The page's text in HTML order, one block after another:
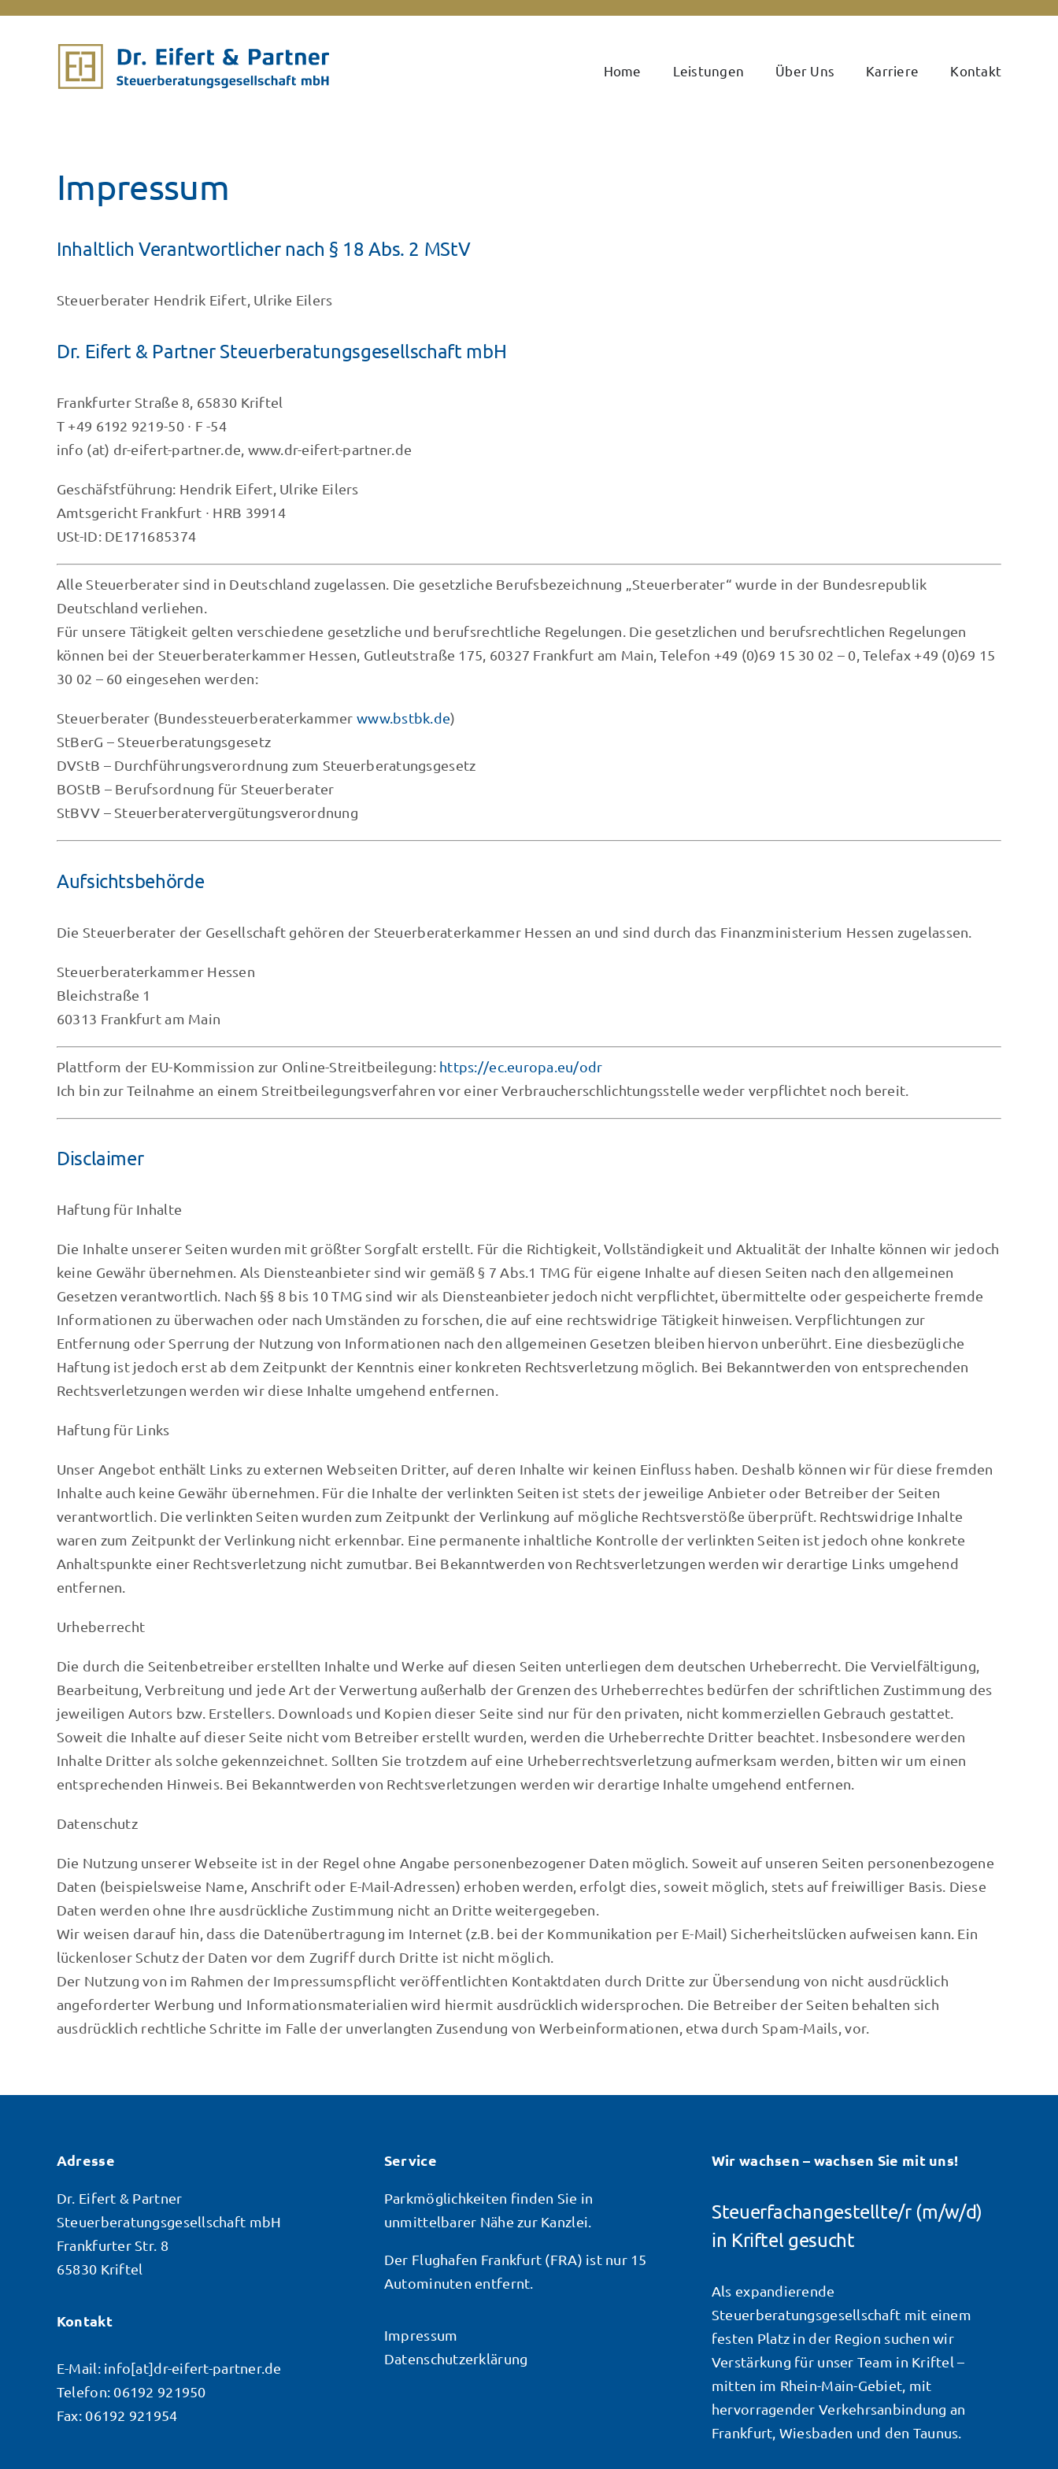
Home Leistungen Über Uns Karriere Kontakt
Impressum
Inhaltlich Verantwortlicher nach § 18 Abs. 2 MStV
Steuerberater Hendrik Eifert, Ulrike Eilers
Dr. Eifert & Partner Steuerberatungsgesellschaft mbH
Frankfurter Straße 8, 65830 Kriftel
T +49 6192 9219-50 ∙ F -54
info (at) dr-eifert-partner.de, www.dr-eifert-partner.de
Geschäfstführung: Hendrik Eifert, Ulrike Eilers
Amtsgericht Frankfurt ∙ HRB 39914
USt-ID: DE171685374
Alle Steuerberater sind in Deutschland zugelassen. Die gesetzliche Berufsbezeichnung „Steuerberater“ wurde in der Bundesrepublik
Deutschland verliehen.
Für unsere Tätigkeit gelten verschiedene gesetzliche und berufsrechtliche Regelungen. Die gesetzlichen und berufsrechtlichen Regelungen
können bei der Steuerberaterkammer Hessen, Gutleutstraße 175, 60327 Frankfurt am Main, Telefon +49 (0)69 15 30 02 – 0, Telefax +49 (0)69 15
30 02 – 60 eingesehen werden:
Steuerberater (Bundessteuerberaterkammerwww.bstbk.de)
StBerG – Steuerberatungsgesetz
DVStB – Durchführungsverordnung zum Steuerberatungsgesetz
BOStB – Berufsordnung für Steuerberater
StBVV – Steuerberatervergütungsverordnung
Aufsichtsbehörde
Die Steuerberater der Gesellschaft gehören der Steuerberaterkammer Hessen an und sind durch das Finanzministerium Hessen zugelassen.
Steuerberaterkammer Hessen
Bleichstraße 1
60313 Frankfurt am Main
Plattform der EU-Kommission zur Online-Streitbeilegung: https://ec.europa.eu/odr
Ich bin zur Teilnahme an einem Streitbeilegungsverfahren vor einer Verbraucherschlichtungsstelle weder verpflichtet noch bereit.
Disclaimer
Haftung für Inhalte
Die Inhalte unserer Seiten wurden mit größter Sorgfalt erstellt. Für die Richtigkeit, Vollständigkeit und Aktualität der Inhalte können wir jedoch
keine Gewähr übernehmen. Als Diensteanbieter sind wir gemäß § 7 Abs.1 TMG für eigene Inhalte auf diesen Seiten nach den allgemeinen
Gesetzen verantwortlich. Nach §§ 8 bis 10 TMG sind wir als Diensteanbieter jedoch nicht verpflichtet, übermittelte oder gespeicherte fremde
Informationen zu überwachen oder nach Umständen zu forschen, die auf eine rechtswidrige Tätigkeit hinweisen. Verpflichtungen zur
Entfernung oder Sperrung der Nutzung von Informationen nach den allgemeinen Gesetzen bleiben hiervon unberührt. Eine diesbezügliche
Haftung ist jedoch erst ab dem Zeitpunkt der Kenntnis einer konkreten Rechtsverletzung möglich. Bei Bekanntwerden von entsprechenden
Rechtsverletzungen werden wir diese Inhalte umgehend entfernen.
Haftung für Links
Unser Angebot enthält Links zu externen Webseiten Dritter, auf deren Inhalte wir keinen Einfluss haben. Deshalb können wir für diese fremden
Inhalte auch keine Gewähr übernehmen. Für die Inhalte der verlinkten Seiten ist stets der jeweilige Anbieter oder Betreiber der Seiten
verantwortlich. Die verlinkten Seiten wurden zum Zeitpunkt der Verlinkung auf mögliche Rechtsverstöße überprüft. Rechtswidrige Inhalte
waren zum Zeitpunkt der Verlinkung nicht erkennbar. Eine permanente inhaltliche Kontrolle der verlinkten Seiten ist jedoch ohne konkrete
Anhaltspunkte einer Rechtsverletzung nicht zumutbar. Bei Bekanntwerden von Rechtsverletzungen werden wir derartige Links umgehend
entfernen.
Urheberrecht
Die durch die Seitenbetreiber erstellten Inhalte und Werke auf diesen Seiten unterliegen dem deutschen Urheberrecht. Die Vervielfältigung,
Bearbeitung, Verbreitung und jede Art der Verwertung außerhalb der Grenzen des Urheberrechtes bedürfen der schriftlichen Zustimmung des
jeweiligen Autors bzw. Erstellers. Downloads und Kopien dieser Seite sind nur für den privaten, nicht kommerziellen Gebrauch gestattet.
Soweit die Inhalte auf dieser Seite nicht vom Betreiber erstellt wurden, werden die Urheberrechte Dritter beachtet. Insbesondere werden
Inhalte Dritter als solche gekennzeichnet. Sollten Sie trotzdem auf eine Urheberrechtsverletzung aufmerksam werden, bitten wir um einen
entsprechenden Hinweis. Bei Bekanntwerden von Rechtsverletzungen werden wir derartige Inhalte umgehend entfernen.
Datenschutz
Die Nutzung unserer Webseite ist in der Regel ohne Angabe personenbezogener Daten möglich. Soweit auf unseren Seiten personenbezogene
Daten (beispielsweise Name, Anschrift oder E-Mail-Adressen) erhoben werden, erfolgt dies, soweit möglich, stets auf freiwilliger Basis. Diese
Daten werden ohne Ihre ausdrückliche Zustimmung nicht an Dritte weitergegeben.
Wir weisen darauf hin, dass die Datenübertragung im Internet (z.B. bei der Kommunikation per E-Mail) Sicherheitslücken aufweisen kann. Ein
lückenloser Schutz der Daten vor dem Zugriff durch Dritte ist nicht möglich.
Der Nutzung von im Rahmen der Impressumspflicht veröffentlichten Kontaktdaten durch Dritte zur Übersendung von nicht ausdrücklich
angeforderter Werbung und Informationsmaterialien wird hiermit ausdrücklich widersprochen. Die Betreiber der Seiten behalten sich
ausdrücklich rechtliche Schritte im Falle der unverlangten Zusendung von Werbeinformationen, etwa durch Spam-Mails, vor.
Adresse
Dr. Eifert & Partner
Steuerberatungsgesellschaft mbH
Frankfurter Str. 8
65830 Kriftel
Kontakt
E-Mail: info[at]dr-eifert-partner.de
Telefon: 06192 921950
Fax: 06192 921954
Service
Parkmöglichkeiten finden Sie in
unmittelbarer Nähe zur Kanzlei.
Der Flughafen Frankfurt (FRA) ist nur 15
Autominuten entfernt.
Impressum
Datenschutzerklärung
Wir wachsen – wachsen Sie mit uns!
Steuerfachangestellte/r (m/w/d)
in Kriftel gesucht
Als expandierende
Steuerberatungsgesellschaft mit einem
festen Platz in der Region suchen wir
Verstärkung für unser Team in Kriftel –
mitten im Rhein-Main-Gebiet, mit
hervorragender Verkehrsanbindung an
Frankfurt, Wiesbaden und den Taunus.